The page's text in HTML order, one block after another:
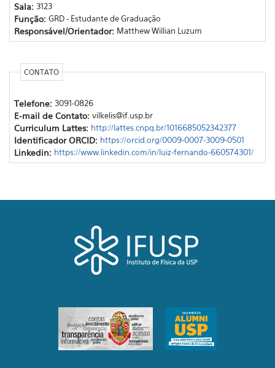
Sala: 3123
Função: GRD - Estudante de Graduação
Responsável/Orientador: Matthew Willian Luzum
CONTATO
Telefone: 3091-0826
E-mail de Contato: vilkelis@if.usp.br
Curriculum Lattes: http://lattes.cnpq.br/1016685052342377
Identificador ORCID: https://orcid.org/0009-0007-3009-0501
Linkedin: https://www.linkedin.com/in/luiz-fernando-660574301/